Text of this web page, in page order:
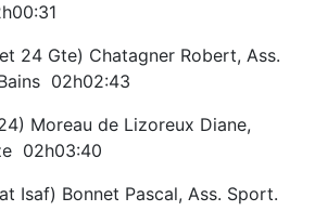
24 Gte) Chatagner Robert, Ass.
02h02:43
Moreau de Lizoreux Diane,
02h03:40
Isaf) Bonnet Pascal, Ass. Sport.